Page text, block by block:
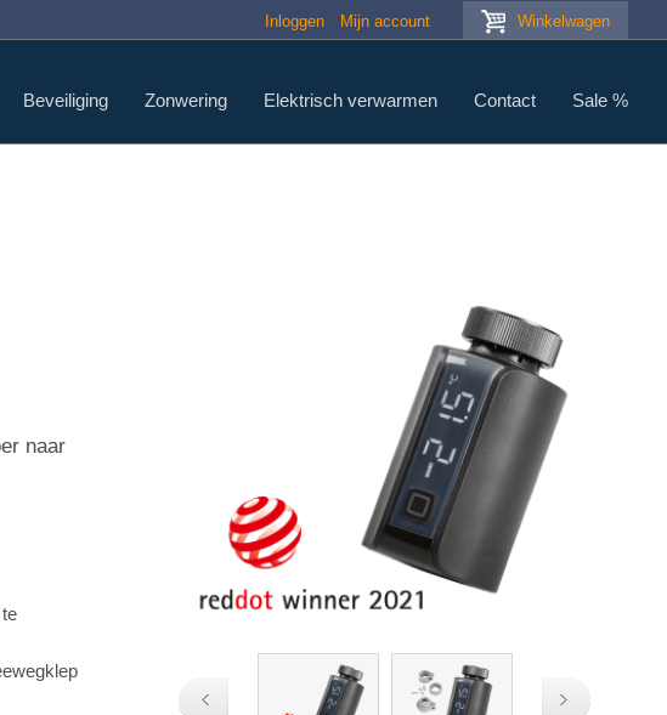
Winkelwagen
Inloggen Mijn account
Beveiliging Zonwering Elektrisch verwarmen Contact Sale %
naar